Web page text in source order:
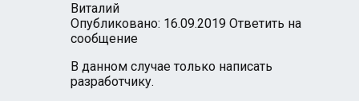
Виталий
Опубликовано: 16.09.2019 Ответить на
сообщение
В данном случае только написать
разработчику.